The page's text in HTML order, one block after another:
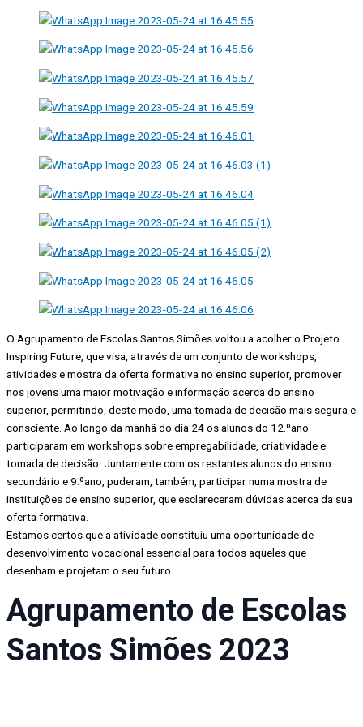
O Agrupamento de Escolas Santos Simões voltou a acolher o Projeto
Inspiring Future, que visa, através de um conjunto de workshops,
atividades e mostra da oferta formativa no ensino superior, promover
nos jovens uma maior motivação e informação acerca do ensino
superior, permitindo, deste modo, uma tomada de decisão mais segura e
consciente. Ao longo da manhã do dia 24 os alunos do 12.ºano
participaram em workshops sobre empregabilidade, criatividade e
tomada de decisão. Juntamente com os restantes alunos do ensino
secundário e 9.ºano, puderam, também, participar numa mostra de
instituições de ensino superior, que esclareceram dúvidas acerca da sua
oferta formativa.
Estamos certos que a atividade constituiu uma oportunidade de
desenvolvimento vocacional essencial para todos aqueles que
desenham e projetam o seu futuro
Agrupamento de Escolas
Santos Simões 2023